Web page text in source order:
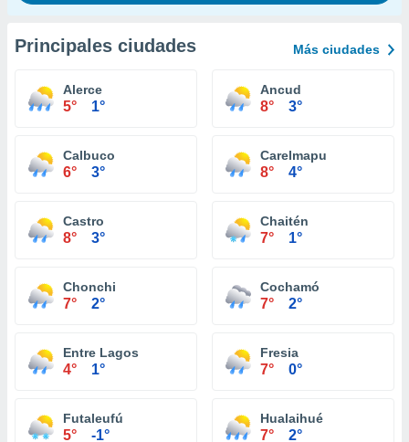
Principales ciudades Más ciudades
Alerce
5° 1°
Ancud
8° 3°
Calbuco
6° 3°
Carelmapu
8° 4°
Castro
8° 3°
Chaitén
7° 1°
Chonchi
7° 2°
Cochamó
7° 2°
Entre Lagos
4° 1°
Fresia
7° 0°
Futaleufú
5° -1°
Hualaihué
7° 2°